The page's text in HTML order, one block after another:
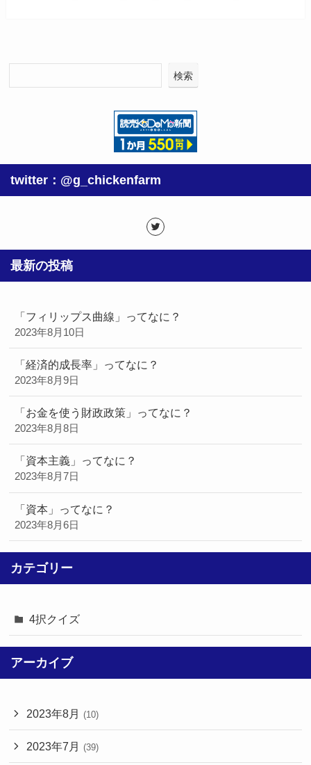
検索
twitter：@g_chickenfarm
最新の投稿
「フィリップス曲線」ってなに？
2023年8月10日
「経済的成長率」ってなに？
2023年8月9日
「お金を使う財政政策」ってなに？
2023年8月8日
「資本主義」ってなに？
2023年8月7日
「資本」ってなに？
2023年8月6日
カテゴリー
4択クイズ
アーカイブ
2023年8月 (10)
2023年7月 (39)